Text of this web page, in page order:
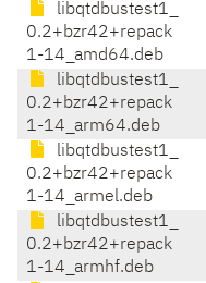
libqtdbustest1_
0.2+bzr42+repack
1-14_amd64.deb
libqtdbustest1_
0.2+bzr42+repack
1-14_arm64.deb
libqtdbustest1_
0.2+bzr42+repack
1-14_armel.deb
libqtdbustest1_
0.2+bzr42+repack
1-14_armhf.deb